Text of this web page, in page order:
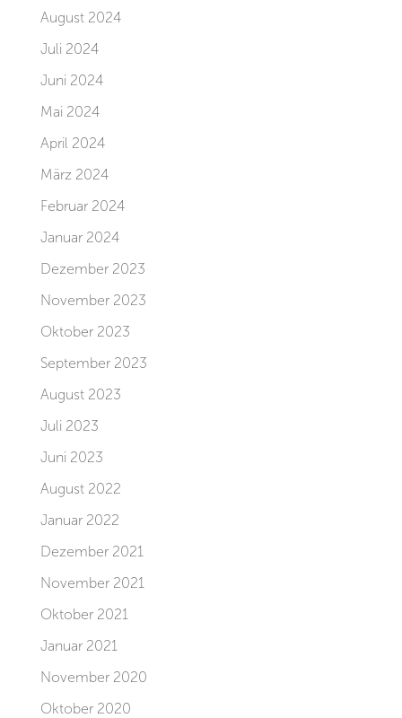
August 2024
Juli 2024
Juni 2024
Mai 2024
April 2024
März 2024
Februar 2024
Januar 2024
Dezember 2023
November 2023
Oktober 2023
September 2023
August 2023
Juli 2023
Juni 2023
August 2022
Januar 2022
Dezember 2021
November 2021
Oktober 2021
Januar 2021
November 2020
Oktober 2020